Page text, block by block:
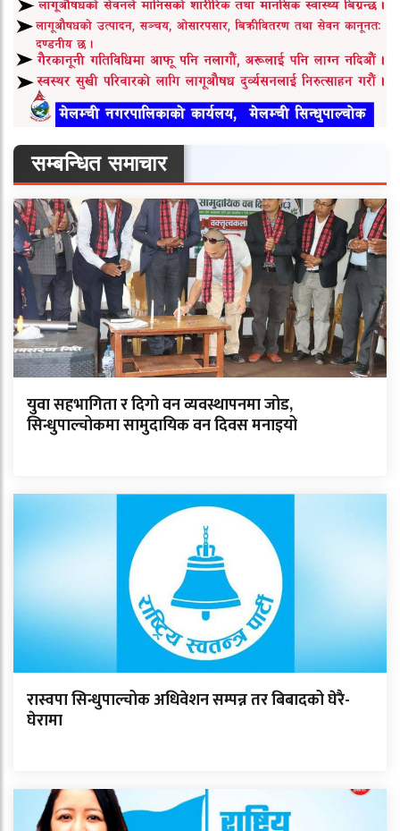
सम्बन्धित समाचार
युवा सहभागिता र दिगो वन व्यवस्थापनमा जोड,
सिन्धुपाल्चोकमा सामुदायिक वन दिवस मनाइयो
रास्वपा सिन्धुपाल्चोक अधिवेशन सम्पन्न तर बिबादको घेरै-
घेरामा